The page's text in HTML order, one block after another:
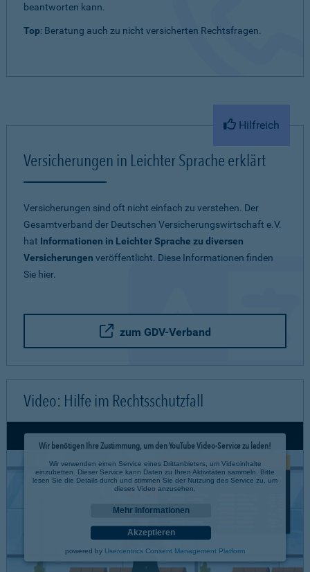
beantworten kann.
Top: Beratung auch zu nicht versicherten Rechtsfragen.
Hilfreich
Versicherungen in Leichter Sprache erklärt
Versicherungen sind oft nicht einfach zu verstehen. Der
Gesamtverband der Deutschen Versicherungswirtschaft e.V.
hat Informationen in Leichter Sprache zu diversen
Versicherungen veröffentlicht. Diese Informationen finden
Sie hier.
zum GDV-Verband
Video: Hilfe im Rechtsschutzfall
Wir benötigen Ihre Zustimmung, um den YouTube Video-Service zu laden!
Wir verwenden einen Service eines Drittanbieters, um Videoinhalte
einzubetten. Dieser Service kann Daten zu Ihren Aktivitäten sammeln. Bitte
lesen Sie die Details durch und stimmen Sie der Nutzung des Service zu, um
dieses Video anzusehen.
Mehr Informationen
Akzeptieren
powered by Usercentrics Consent Management Platform